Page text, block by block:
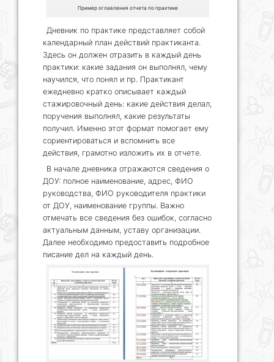
Пример оглавления отчета по практике
Дневник по практике представляет собой
календарный план действий практиканта.
Здесь он должен отразить в каждый день
практики: какие задания он выполнял, чему
научился, что понял и пр. Практикант
ежедневно кратко описывает каждый
стажировочный день: какие действия делал,
поручения выполнял, какие результаты
получил. Именно этот формат помогает ему
сориентироваться и вспомнить все
действия, грамотно изложить их в отчете.
В начале дневника отражаются сведения о
ДОУ: полное наименование, адрес, ФИО
руководства, ФИО руководителя практики
от ДОУ, наименование группы. Важно
отмечать все сведения без ошибок, согласно
актуальным данным, уставу организации.
Далее необходимо предоставить подробное
писание дел на каждый день.